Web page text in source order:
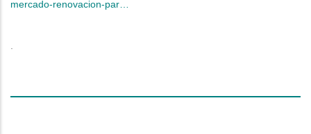
mercado-renovacion-par…